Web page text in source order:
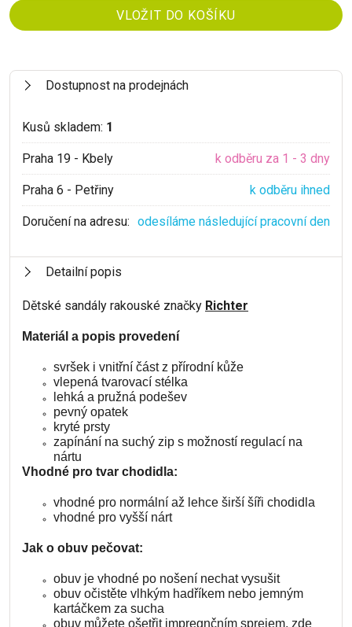
Dostupnost na prodejnách
Kusů skladem: 1
Praha 19 - Kbely k odběru za 1 - 3 dny
Praha 6 - Petřiny k odběru ihned
Doručení na adresu: odesíláme následující pracovní den
Detailní popis
Dětské sandály rakouské značky Richter
Materiál a popis provedení
svršek i vnitřní část z přírodní kůže
vlepená tvarovací stélka
lehká a pružná podešev
pevný opatek
kryté prsty
zapínání na suchý zip s možností regulací na
nártu
Vhodné pro tvar chodidla:
vhodné pro normální až lehce širší šíři chodidla
vhodné pro vyšší nárt
Jak o obuv pečovat:
obuv je vhodné po nošení nechat vysušit
obuv očistěte vlhkým hadříkem nebo jemným
kartáčkem za sucha
obuv můžete ošetřit impregnčním sprejem, zde